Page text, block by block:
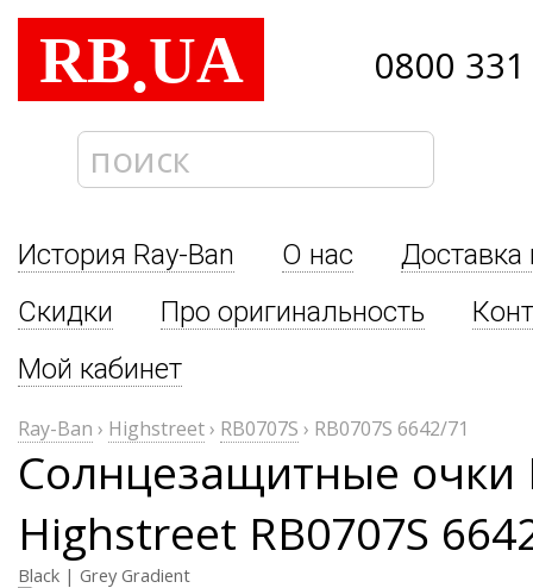
RB.UA 0800
История Ray-Ban О нас
Доставка
Скидки
Про оригинальность
Мой кабинет
Ray-Ban › Highstreet› RB0707S › RB0707S 6642/71
Солнцезащитные очки
Highstreet RB0707S
Black | Grey Gradient